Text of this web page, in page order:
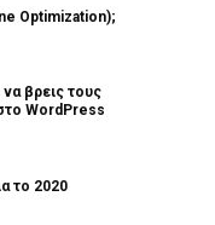
Optimization);
βρεις τους
WordPress
το 2020